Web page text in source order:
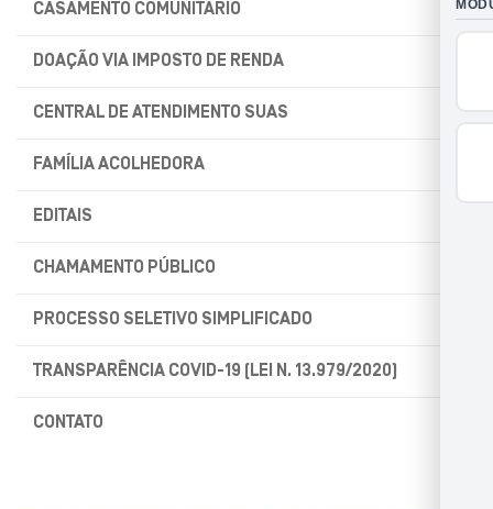
CASAMENTO COMUNITÁRIO
DOAÇÃO VIA IMPOSTO DE RENDA
CENTRAL DE ATENDIMENTO SUAS
FAMÍLIA ACOLHEDORA
EDITAIS
CHAMAMENTO PÚBLICO
PROCESSO SELETIVO SIMPLIFICADO
TRANSPARÊNCIA COVID-19 (LEI N. 13.979/2020)
CONTATO